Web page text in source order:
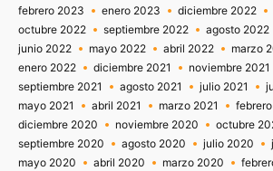
febrero 2023
enero 2023 diciembre 2022
octubre 2022
septiembre 2022 agosto 2022
junio 2022
mayo 2022 abril 2022 marzo
enero 2022
diciembre 2021 noviembre 2021
septiembre 2021
agosto 2021 julio 2021
mayo 2021
abril 2021 marzo 2021
diciembre 2020
noviembre 2020
octubre
septiembre 2020
agosto 2020 julio 2020
mayo 2020
abril 2020 marzo 2020